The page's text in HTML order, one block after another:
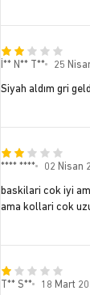
İ** N** T** 25
Siyah aldım gri
**** **** 02 Nisan
baskilari cok iyi
ama kollari cok
T** S** 18 Mart